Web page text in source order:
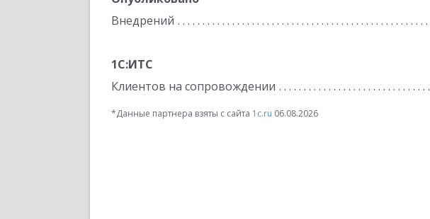
Внедрений
1С:ИТС
Клиентов на сопровождении
*Данные партнера взяты с сайта 1c.ru 06.08.2026